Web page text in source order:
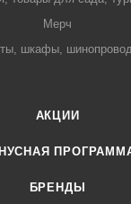
Мерч
шкафы,
АКЦИИ
БРЕНДЫ